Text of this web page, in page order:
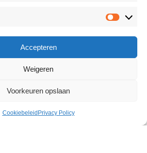
Accepteren
Weigeren
Voorkeuren opslaan
Cookiebeleid Privacy Policy